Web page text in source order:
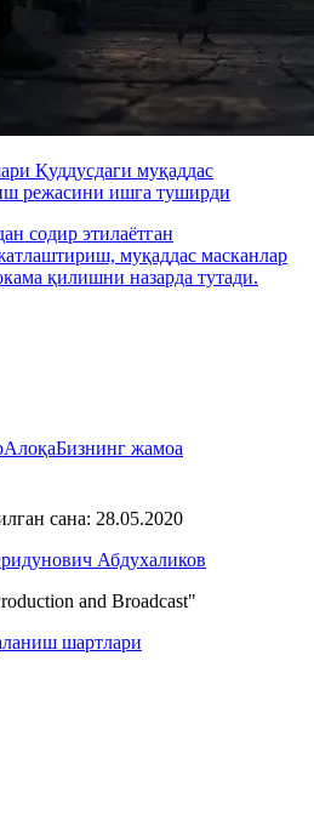
Қуддусдаги муқаддас
режасини ишга туширди
содир этилаётган
муқаддас масканлар
қилишни назарда тутади.
АлоқаБизнинг жамоа
сана: 28.05.2020
Абдухаликов
and Broadcast"
шартлари